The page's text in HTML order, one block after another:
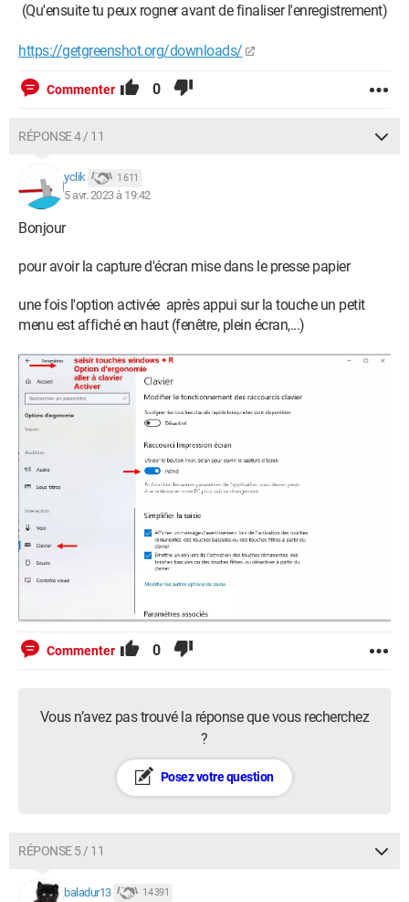
(Qu'ensuite tu peux rogner avant de finaliser l'enregistrement)
https://getgreenshot.org/downloads/
Commenter 0
RÉPONSE 4 / 11
yclik 1 611
5 avr. 2023 à 19:42
Bonjour
pour avoir la capture d'écran mise dans le presse papier
une fois l'option activée après appui sur la touche un petit
menu est affiché en haut (fenêtre, plein écran,...)
Commenter 0
Vous n’avez pas trouvé la réponse que vous recherchez
?
Posez votre question
RÉPONSE 5 / 11
baladur13 14 391